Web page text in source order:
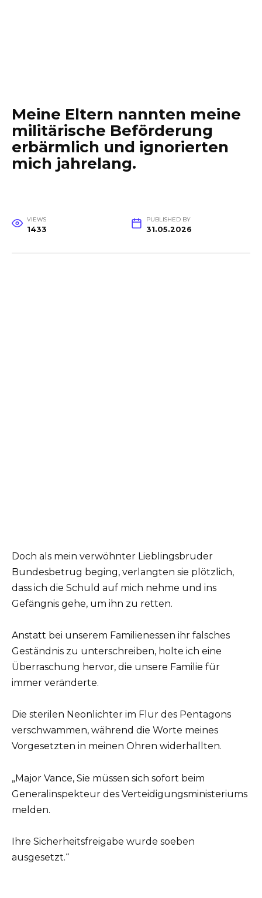
Meine Eltern nannten meine
militärische Beförderung
erbärmlich und ignorierten
mich jahrelang.
VIEWS
1433
PUBLISHED BY
31.05.2026
Doch als mein verwöhnter Lieblingsbruder
Bundesbetrug beging, verlangten sie plötzlich,
dass ich die Schuld auf mich nehme und ins
Gefängnis gehe, um ihn zu retten.
Anstatt bei unserem Familienessen ihr falsches
Geständnis zu unterschreiben, holte ich eine
Überraschung hervor, die unsere Familie für
immer veränderte.
Die sterilen Neonlichter im Flur des Pentagons
verschwammen, während die Worte meines
Vorgesetzten in meinen Ohren widerhallten.
„Major Vance, Sie müssen sich sofort beim
Generalinspekteur des Verteidigungsministeriums
melden.
Ihre Sicherheitsfreigabe wurde soeben
ausgesetzt.“